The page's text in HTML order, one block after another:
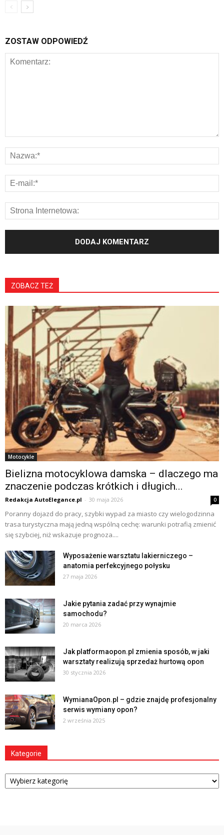
ZOSTAW ODPOWIEDŹ
ZOBACZ TEŻ
Motocykle
Bielizna motocyklowa damska – dlaczego ma
znaczenie podczas krótkich i długich...
Redakcja AutoElegance.pl - 30 maja 2026 0
Poranny dojazd do pracy, szybki wypad za miasto czy wielogodzinna
trasa turystyczna mają jedną wspólną cechę: warunki potrafią zmienić
się szybciej, niż wskazuje prognoza....
Wyposażenie warsztatu lakierniczego –
anatomia perfekcyjnego połysku
27 maja 2026
Jakie pytania zadać przy wynajmie
samochodu?
20 marca 2026
Jak platformaopon.pl zmienia sposób, w jaki
warsztaty realizują sprzedaż hurtową opon
30 stycznia 2026
WymianaOpon.pl – gdzie znajdę profesjonalny
serwis wymiany opon?
2 września 2025
Kategorie
Kategorie